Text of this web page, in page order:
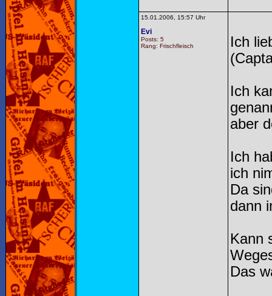
15.01.2006, 15:57 Uhr
Evi
Posts: 5
Rang: Frischfleisch
Ich
Ich
aber
Ich
ich
Da
dann
Kann
Das